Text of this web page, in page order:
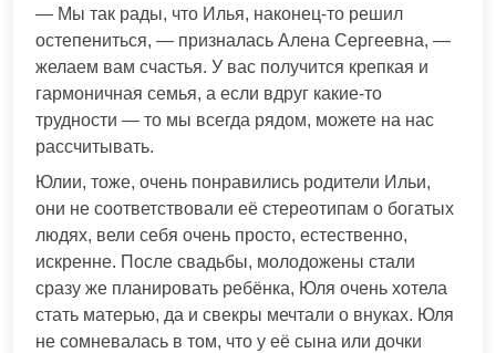
— Мы так рады, что Илья, наконец-то решил
остепениться, — призналась Алена Сергеевна, —
желаем вам счастья. У вас получится крепкая и
гармоничная семья, а если вдруг какие-то
трудности — то мы всегда рядом, можете на нас
рассчитывать.
Юлии, тоже, очень понравились родители Ильи,
они не соответствовали её стереотипам о богатых
людях, вели себя очень просто, естественно,
искренне. После свадьбы, молодожены стали
сразу же планировать ребёнка, Юля очень хотела
стать матерью, да и свекры мечтали о внуках. Юля
не сомневалась в том, что у её сына или дочки